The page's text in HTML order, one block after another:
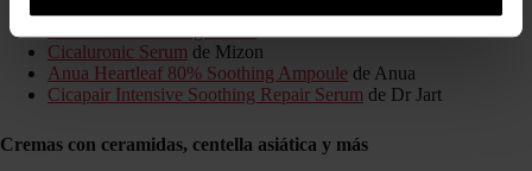
Cicaluronic Serum de Mizon
Anua Heartleaf 80% Soothing Ampoule de Anua
Cicapair Intensive Soothing Repair Serum de Dr Jart
Cremas con ceramidas, centella asiática y más